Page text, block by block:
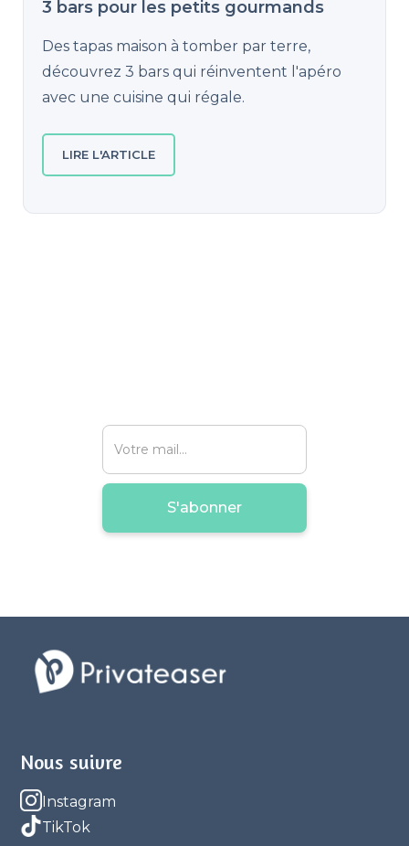
3 bars pour les petits gourmands
Des tapas maison à tomber par terre,
découvrez 3 bars qui réinventent l'apéro
avec une cuisine qui régale.
LIRE L'ARTICLE
Nous suivre
Instagram
TikTok